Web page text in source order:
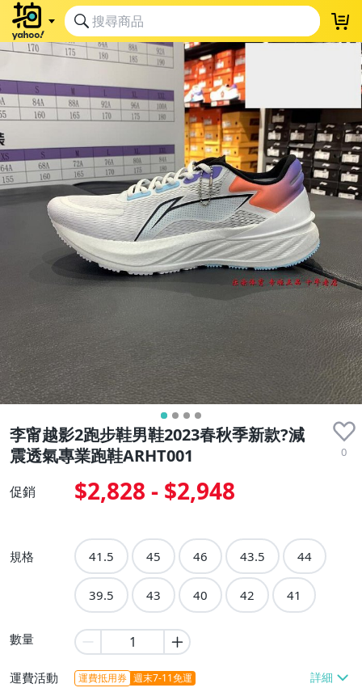
李甯越影2跑步鞋男鞋2023春秋季新款?減
震透氣專業跑鞋ARHT001
0
促銷 $2,828 - $2,948
規格 41.5 45 46 43.5 44
39.5 43 40 42 41
數量
運費活動 運費抵用券 週末7-11免運